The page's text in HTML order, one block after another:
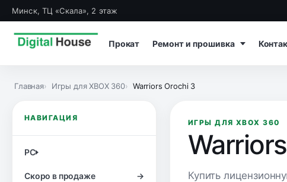
Минск, ТЦ «Скала», 2 этаж
Прокат Ремонт и прошивка
Главная Игры для XBOX 360 Warriors Orochi 3
НАВИГАЦИЯ
PC
Скоро в продаже →
ИГРЫ ДЛЯ XBOX 360
Купить